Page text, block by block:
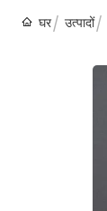
घर उत्पादों